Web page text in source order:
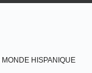
HISPANIQUE